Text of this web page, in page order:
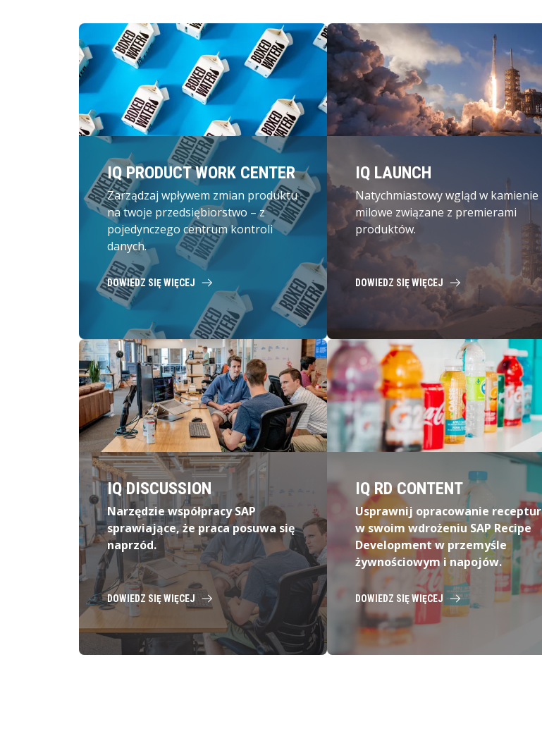
IQ PRODUCT WORK CENTER
Zarządzaj wpływem zmian produktu
na twoje przedsiębiorstwo – z
pojedynczego centrum kontroli
danych.
DOWIEDZ SIĘ WIĘCEJ
IQ LAUNCH
Natychmiastowy wgląd w kamienie
milowe związane z premierami
produktów.
DOWIEDZ SIĘ WIĘCEJ
IQ DISCUSSION
Narzędzie współpracy SAP
sprawiające, że praca posuwa się
naprzód.
DOWIEDZ SIĘ WIĘCEJ
IQ RD CONTENT
Usprawnij opracowanie receptur
w swoim wdrożeniu SAP Recipe
Development w przemyśle
żywnościowym i napojów.
DOWIEDZ SIĘ WIĘCEJ